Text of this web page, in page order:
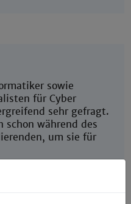
sowie
für Cyber
sehr gefragt.
schon während des
um sie für
oder